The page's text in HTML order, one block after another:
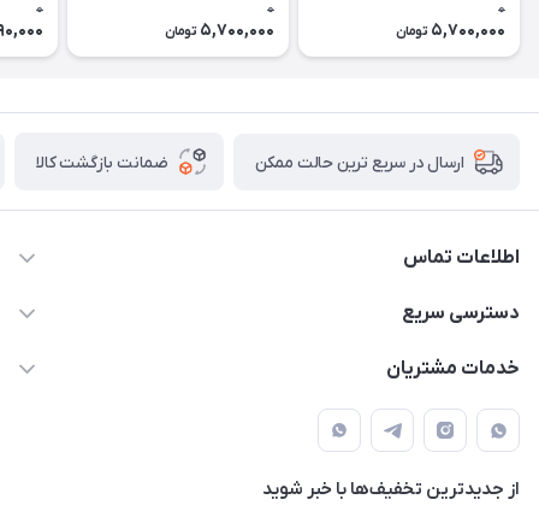
0
5,700,000 تومان
0
5,700,000 تومان
0
ارسال در سریع ترین حالت ممکن ضمانت بازگشت کالا
اطلاعات تماس
09387538030
دهقانی
دسترسی سریع
حساب کاربری
لیست محصولات
درباره ما
خدمات مشتریان
قوانین و مقررات
حریم خصوصی
راهنما
از جدید‌ترین تخفیف‌ها با‌ خبر شوید